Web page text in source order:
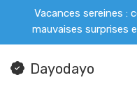
Vacances sereines :
mauvaises surprises
Dayodayo